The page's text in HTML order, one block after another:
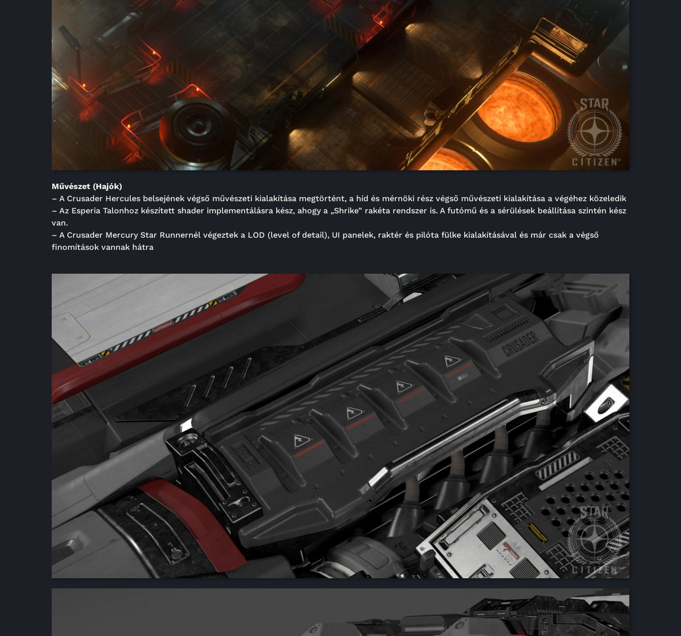
Művészet (Hajók)
– A Crusader Hercules belsejének végső művészeti kialakítása megtörtént, a híd és mérnöki rész végső művészeti kialakítása a végéhez közeledik
– Az Esperia Talonhoz készített shader implementálásra kész, ahogy a „Shrike” rakéta rendszer is. A futómű és a sérülések beállítása szintén kész
van.
– A Crusader Mercury Star Runnernél végeztek a LOD (level of detail), UI panelek, raktér és pilóta fülke kialakításával és már csak a végső
finomítások vannak hátra